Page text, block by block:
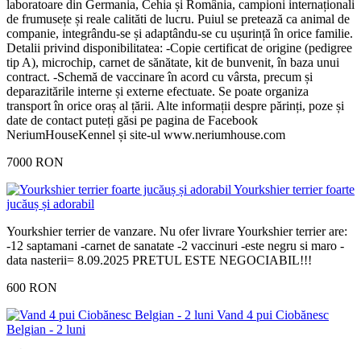
laboratoare din Germania, Cehia și România, campioni internaționali
de frumusețe și reale calităti de lucru. Puiul se pretează ca animal de
companie, integrându-se și adaptându-se cu ușurință în orice familie.
Detalii privind disponibilitatea: -Copie certificat de origine (pedigree
tip A), microchip, carnet de sănătate, kit de bunvenit, în baza unui
contract. -Schemă de vaccinare în acord cu vârsta, precum și
deparazitările interne și externe efectuate. Se poate organiza
transport în orice oraș al țării. Alte informații despre părinți, poze și
date de contact puteți găsi pe pagina de Facebook
NeriumHouseKennel și site-ul www.neriumhouse.com
7000 RON
Yourkshier terrier foarte
jucăuș și adorabil
Yourkshier terrier de vanzare. Nu ofer livrare Yourkshier terrier are:
-12 saptamani -carnet de sanatate -2 vaccinuri -este negru si maro -
data nasterii= 8.09.2025 PRETUL ESTE NEGOCIABIL!!!
600 RON
Vand 4 pui Ciobănesc
Belgian - 2 luni